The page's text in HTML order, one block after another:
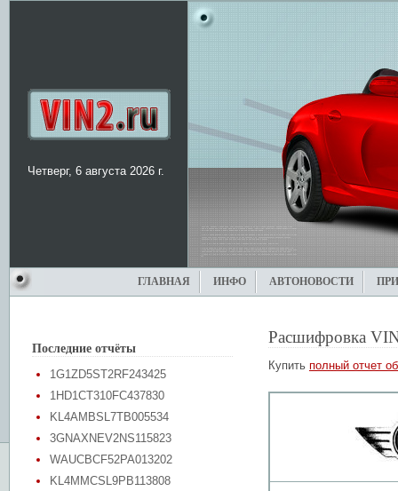
Четверг, 6 августа 2026 г.
ГЛАВНАЯ ИНФО АВТОНОВОСТИ
Последние отчёты
1G1ZD5ST2RF243425
1HD1CT310FC437830
KL4AMBSL7TB005534
3GNAXNEV2NS115823
WAUCBCF52PA013202
KL4MMCSL9PB113808
Расшифровка
Купить полный отчет